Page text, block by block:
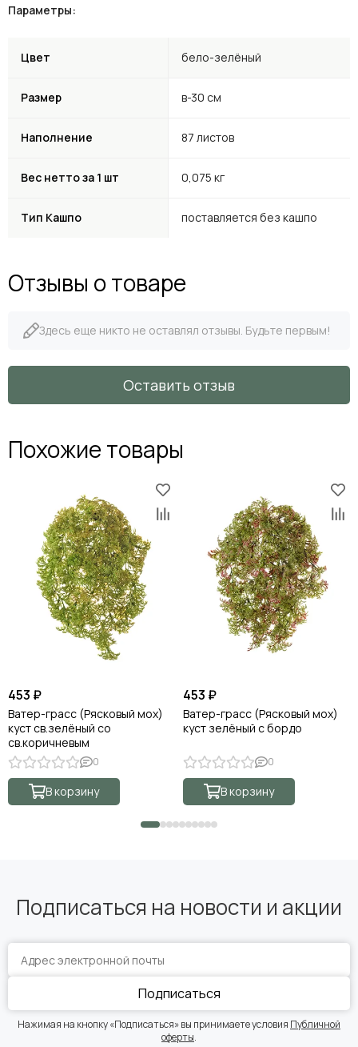
Параметры:
Цвет бело-зелёный
Размер в-30 см
Наполнение 87 листов
Вес нетто за 1 шт 0,075 кг
Тип Кашпо поставляется без кашпо
Отзывы о товаре
Здесь еще никто не оставлял отзывы. Будьте первым!
Оставить отзыв
Похожие товары
453 ₽
Ватер-грасс (Рясковый мох)
куст св.зелёный со
св.коричневым
0
В корзину
453 ₽
Ватер-грасс (Рясковый мох)
куст зелёный с бордо
0
В корзину
Подписаться на новости и акции
Подписаться
Нажимая на кнопку «Подписаться» вы принимаете условия Публичной
оферты.